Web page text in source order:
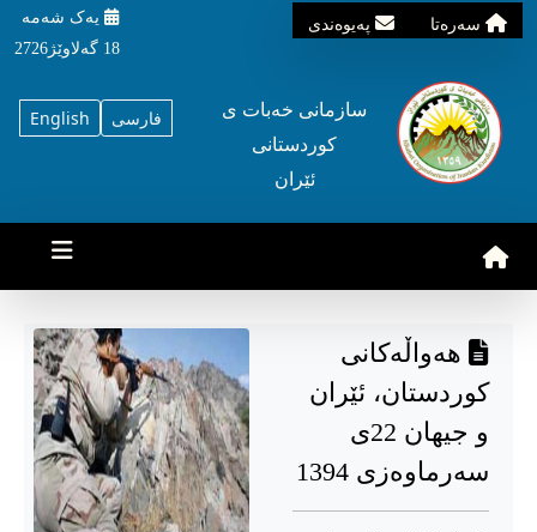
سه‌ره‌تا په‌یوه‌ندی
یه‌ک شه‌مه‌
18 گه‌لاوێژ2726
English فارسی
سازمانی خه‌بات ی
کوردستانی
ئێران
هەواڵەکانی
کوردستان، ئێران
و جیهان 22ی
سەرماوەزی 1394